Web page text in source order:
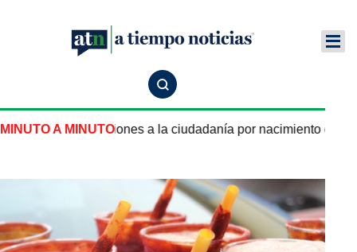
MINUTO A MINUTO
nuevas restricciones a la ciudadanía por nacimiento en